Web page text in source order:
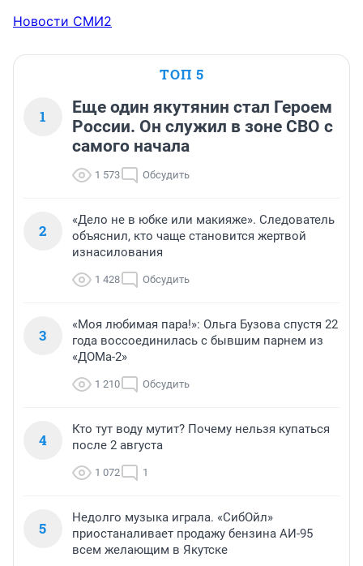
Новости СМИ2
ТОП 5
1
Еще один якутянин стал Героем
России. Он служил в зоне СВО с
самого начала
1 573 Обсудить
2
«Дело не в юбке или макияже». Следователь
объяснил, кто чаще становится жертвой
изнасилования
1 428 Обсудить
3
«Моя любимая пара!»: Ольга Бузова спустя 22
года воссоединилась с бывшим парнем из
«ДОМа-2»
1 210 Обсудить
4
Кто тут воду мутит? Почему нельзя купаться
после 2 августа
1 072 1
5
Недолго музыка играла. «СибОйл»
приостаналивает продажу бензина АИ-95
всем желающим в Якутске